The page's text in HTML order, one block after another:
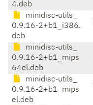
4.deb
minidisc-utils_
0.9.16-2+b1_i386.
deb
minidisc-utils_
0.9.16-2+b1_mips
64el.deb
minidisc-utils_
0.9.16-2+b1_mips
el.deb